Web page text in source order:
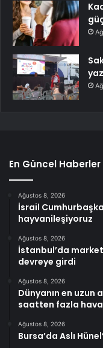
En Güncel Haberler
Ağustos 8, 2026
İsrail
hayvanileşiyoruz
Ağustos 8, 2026
İstanbul’da
devreye girdi
Ağustos 8, 2026
Dünyanın en
saatten fazla
Ağustos 8, 2026
Bursa’da Aslı